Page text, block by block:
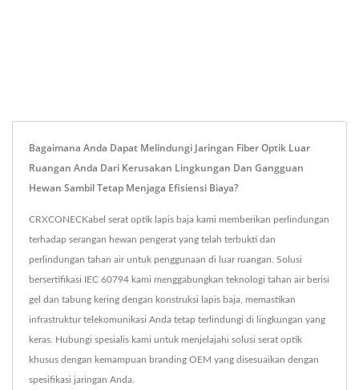
Bagaimana Anda Dapat Melindungi Jaringan Fiber Optik Luar
Ruangan Anda Dari Kerusakan Lingkungan Dan Gangguan
Hewan Sambil Tetap Menjaga Efisiensi Biaya?
CRXCONECKabel serat optik lapis baja kami memberikan perlindungan
terhadap serangan hewan pengerat yang telah terbukti dan
perlindungan tahan air untuk penggunaan di luar ruangan. Solusi
bersertifikasi IEC 60794 kami menggabungkan teknologi tahan air berisi
gel dan tabung kering dengan konstruksi lapis baja, memastikan
infrastruktur telekomunikasi Anda tetap terlindungi di lingkungan yang
keras. Hubungi spesialis kami untuk menjelajahi solusi serat optik
khusus dengan kemampuan branding OEM yang disesuaikan dengan
spesifikasi jaringan Anda.